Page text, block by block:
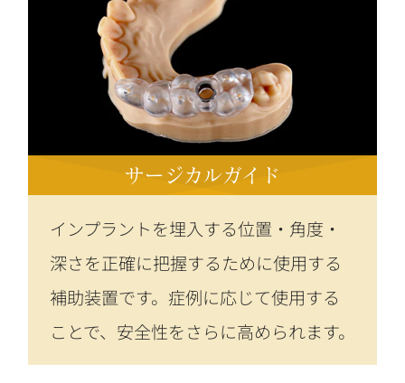
サージカルガイド
インプラントを埋入する位置・角度・
深さを正確に把握するために使用する
補助装置です。症例に応じて使用する
ことで、安全性をさらに高められます。